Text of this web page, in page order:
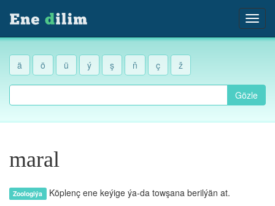
ä ö ü ý ş ň ç ž
Gözle
maral
Zoologiýa Köplenç ene keýige ýa-da towşana berilýän at.